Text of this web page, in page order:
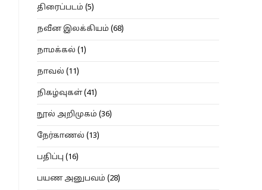
திரைப்படம் (5)
நவீன இலக்கியம் (68)
நாமக்கல் (1)
நாவல் (11)
நிகழ்வுகள்(41)
நூல் அறிமுகம் (36)
நேர்காணல் (13)
பதிப்பு (16)
பயண அனுபவம் (28)